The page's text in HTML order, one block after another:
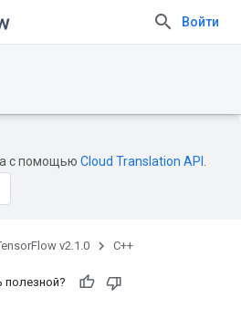
Войти
с помощью Cloud Translation API
v2.1.0 C++
полезной?